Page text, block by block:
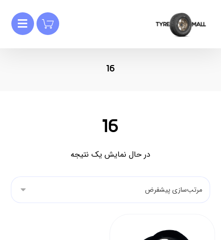
16
16
در حال نمایش یک نتیجه